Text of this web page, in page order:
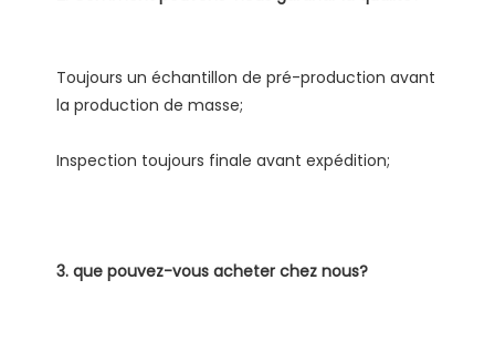
Toujours un échantillon de pré-production avant